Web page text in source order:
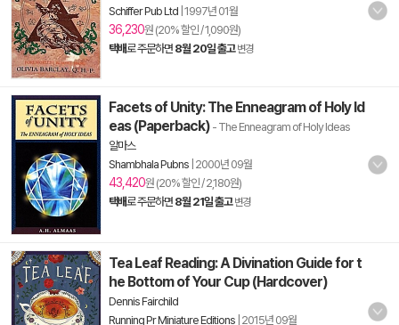
Schiffer Pub Ltd 1997년 01월
36,230원 (20% 할인 / 1,090원)
택배로 주문하면 8월 20일 출고 변경
Facets of Unity: The Enneagram of Holy Id
eas (Paperback) - The Enneagram of Holy Ideas
알마스
Shambhala Pubns 2000년 09월
43,420원 (20% 할인 / 2,180원)
택배로 주문하면 8월 21일 출고 변경
Tea Leaf Reading: A Divination Guide for t
he Bottom of Your Cup (Hardcover)
Dennis Fairchild
Running Pr Miniature Editions 2015년 09월